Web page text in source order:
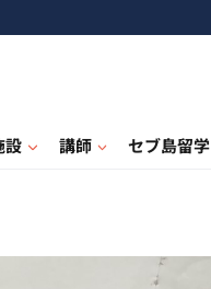
設 講師 セブ島留学